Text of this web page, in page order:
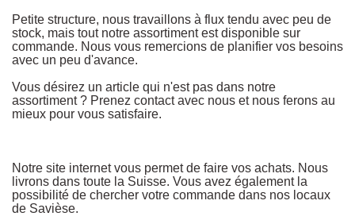
Petite structure, nous travaillons à flux tendu avec peu de
stock, mais tout notre assortiment est disponible sur
commande. Nous vous remercions de planifier vos besoins
avec un peu d'avance.
Vous désirez un article qui n'est pas dans notre
assortiment ? Prenez contact avec nous et nous ferons au
mieux pour vous satisfaire.
Notre site internet vous permet de faire vos achats. Nous
livrons dans toute la Suisse. Vous avez également la
possibilité de chercher votre commande dans nos locaux
de Savièse.